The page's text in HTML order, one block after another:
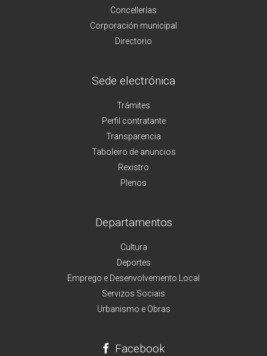
Concellerías
Corporación municipal
Directorio
Sede electrónica
Trámites
Perfil contratante
Transparencia
Taboleiro de anuncios
Rexistro
Plenos
Departamentos
Cultura
Deportes
Emprego e Desenvolvemento Local
Servizos Sociais
Urbanismo e Obras
Facebook